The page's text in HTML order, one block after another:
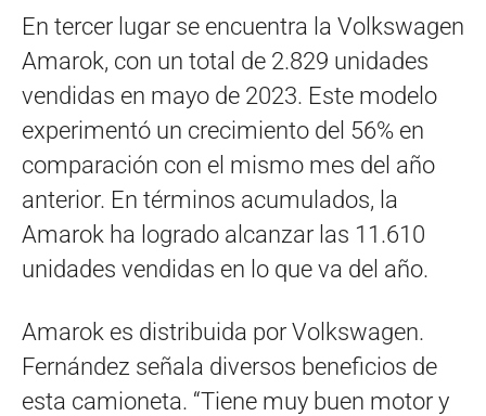
En tercer lugar se encuentra la Volkswagen
Amarok, con un total de 2.829 unidades
vendidas en mayo de 2023. Este modelo
experimentó un crecimiento del 56% en
comparación con el mismo mes del año
anterior. En términos acumulados, la
Amarok ha logrado alcanzar las 11.610
unidades vendidas en lo que va del año.
Amarok es distribuida por Volkswagen.
Fernández señala diversos beneficios de
esta camioneta. “Tiene muy buen motor y